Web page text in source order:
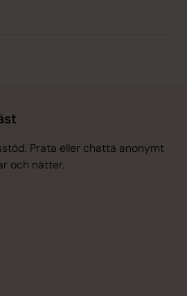
Prata eller chatta anonymt
och nätter.